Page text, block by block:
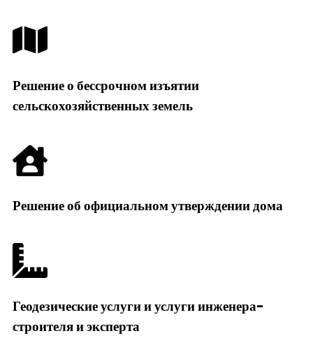
Решение о бессрочном изъятии
сельскохозяйственных земель
Решение об официальном утверждении дома
Геодезические услуги и услуги инженера-
строителя и эксперта